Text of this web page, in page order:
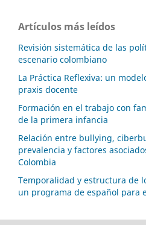
Artículos más leídos
Revisión sistemática de las
escenario colombiano
La Práctica Reflexiva: un
praxis docente
Formación en el trabajo con
de la primera infancia
Relación entre bullying,
prevalencia y factores
Colombia
Temporalidad y estructura de
un programa de español para